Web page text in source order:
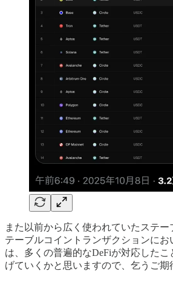
また以前から広く使われていたステ
テーブルコイントランザクションに
は、多くの普遍的なDeFiが対応した
げていくかと思いますので、乞うご期